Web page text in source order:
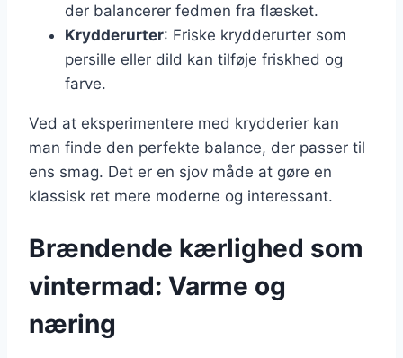
der balancerer fedmen fra flæsket.
Krydderurter: Friske krydderurter som
persille eller dild kan tilføje friskhed og
farve.
Ved at eksperimentere med krydderier kan
man finde den perfekte balance, der passer til
ens smag. Det er en sjov måde at gøre en
klassisk ret mere moderne og interessant.
Brændende kærlighed som
vintermad: Varme og
næring